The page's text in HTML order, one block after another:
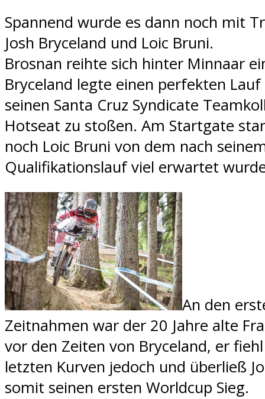
Spannend wurde es dann noch mit
Josh Bryceland und Loic Bruni.
Brosnan reihte sich hinter Minnaar
Bryceland legte einen perfekten
seinen Santa Cruz Syndicate
Hotseat zu stoßen. Am Startgate
noch Loic Bruni von dem nach
Qualifikationslauf viel erwartet
An den
Zeitnahmen war der 20 Jahre alte
vor den Zeiten von Bryceland, er
letzten Kurven jedoch und überließ
somit seinen ersten Worldcup Sieg.